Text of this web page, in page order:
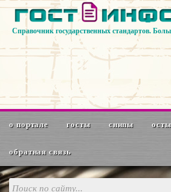
Справочник государственных стандартов.
о портале госты снипы осты
обратная связь